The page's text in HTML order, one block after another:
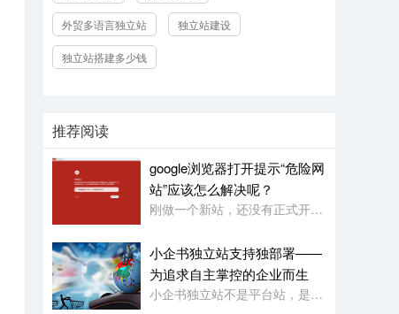
外贸多语言独立站 独立站建设
独立站搭建多少钱
推荐阅读
google浏览器打开提示“危险网
站”应该怎么解决呢？
刚做一个新站，还没有正式开始使用，就被google浏览器定义为“危险网站”了，其它浏览器没有任何提示或影响
小企书独立站支持独部署——
为追求自主掌控的企业而生
小企书独立站不是平台站，是原生代码编写的成品站。不依赖于任何第三方平台，所以是支持客户自行购买服务器，并把网站搭建在自己的服务器上使用！